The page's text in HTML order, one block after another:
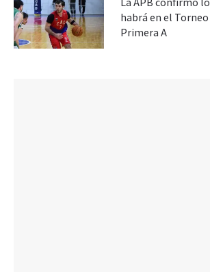
La APB confirmó
habrá en el Torneo
Primera A